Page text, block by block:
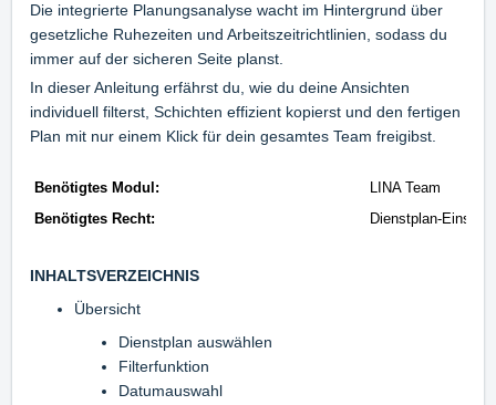
Die integrierte Planungsanalyse wacht im Hintergrund über
gesetzliche Ruhezeiten und Arbeitszeitrichtlinien, sodass du
immer auf der sicheren Seite planst.
In dieser Anleitung erfährst du, wie du deine Ansichten
individuell filterst, Schichten effizient kopierst und den fertigen
Plan mit nur einem Klick für dein gesamtes Team freigibst.
Benötigtes Modul:
LINA Team
Benötigtes Recht:
Dienstplan-
INHALTSVERZEICHNIS
Übersicht
Dienstplan auswählen
Filterfunktion
Datumauswahl